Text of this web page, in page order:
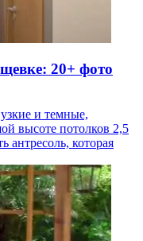
20+ фото
и темные,
высоте потолков 2,5
антресоль, которая